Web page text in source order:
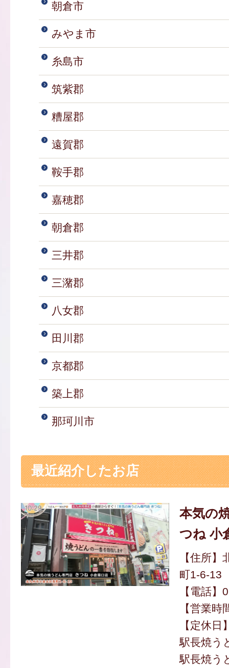
朝倉市
みやま市
糸島市
筑紫郡
糟屋郡
遠賀郡
鞍手郡
嘉穂郡
朝倉郡
三井郡
三潴郡
八女郡
田川郡
京都郡
築上郡
那珂川市
最近紹介したお店
本気の
つね 小
【住所
町1-6-13
【電話
【営業
【定休日
駅長焼う
駅長焼う